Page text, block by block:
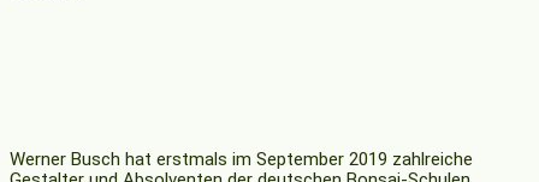
Werner Busch hat erstmals im September 2019 zahlreiche